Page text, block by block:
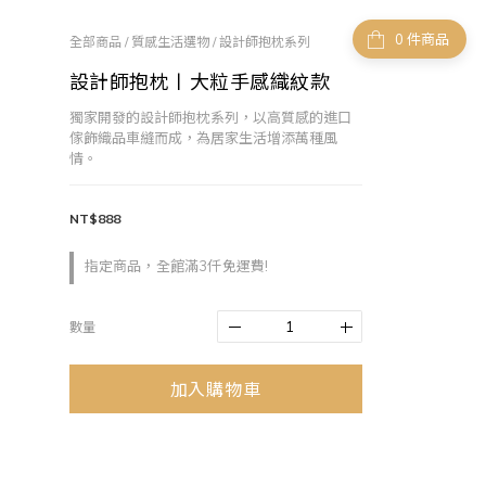
件商品
全部商品 / 質感生活選物/設計師抱枕系列
設計師抱枕〡大粒手感織紋款
獨家開發的設計師抱枕系列，以高質感的進口
傢飾織品車縫而成，為居家生活增添萬種風
情。
指定商品，全館滿3仟免運費!
NT$888
數量
加入購物車